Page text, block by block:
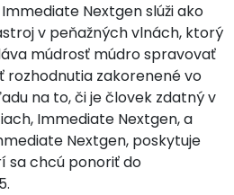
Nextgen slúži ako
v peňažných vlnách, ktorý
múdrosť múdro spravovať
zakorenené vo
na to, či je človek zdatný v
Immediate Nextgen, a
Nextgen, poskytuje
sa chcú ponoriť do